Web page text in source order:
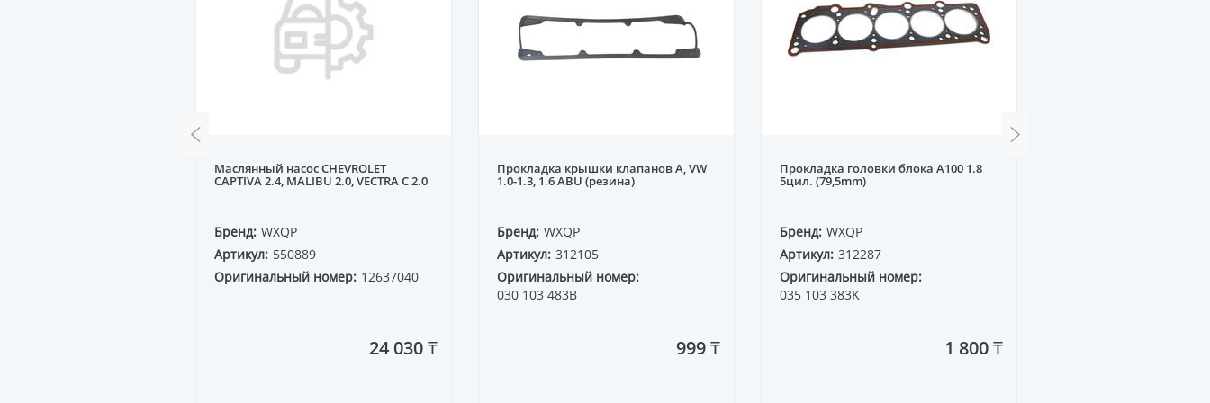
Маслянный насос CHEVROLET
CAPTIVA 2.4, MALIBU 2.0, VECTRA C 2.0
Бренд: WXQP
Артикул: 550889
Оригинальный номер: 12637040
24 030 ₸
Прокладка крышки клапанов A, VW
1.0-1.3, 1.6 ABU (резина)
Бренд: WXQP
Артикул: 312105
Оригинальный номер:
030 103 483B
999 ₸
Прокладка головки блока A100 1.8
5цил. (79,5mm)
Бренд: WXQP
Артикул: 312287
Оригинальный номер:
035 103 383K
1 800 ₸